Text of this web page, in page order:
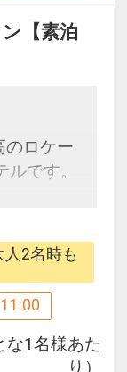
食事条
いただ
1台に
。
子様2名
【素泊
のロケー
です。
歩約9分
から徒
2名時も
な1名様あた
り）